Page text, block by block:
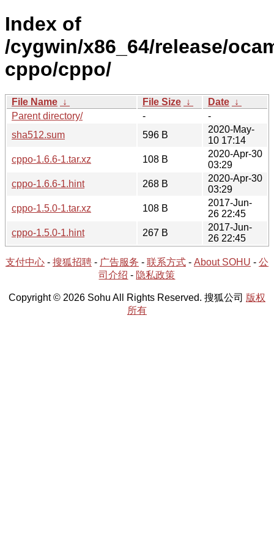
Index of
/cygwin/x86_64/release/
cppo/cppo/
File Name ↓ File Size ↓ Date ↓
Parent directory/
-
-
sha512.sum
596 B
2020-May-
10 17:14
cppo-1.6.6-1.tar.xz
108 B
2020-Apr-30
03:29
cppo-1.6.6-1.hint
268 B
2020-Apr-30
03:29
cppo-1.5.0-1.tar.xz
108 B
2017-Jun-
26 22:45
cppo-1.5.0-1.hint
267 B
2017-Jun-
26 22:45
支付中心 - 搜狐招聘 - 广告服务 - 联系方式 - About SOHU - 公
司介绍 - 隐私政策
Copyright © 2026 Sohu All Rights Reserved. 搜狐公司 版权
所有